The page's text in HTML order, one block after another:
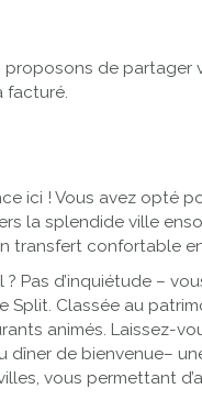
proposons de
facturé.
ici ! Vous avez opté
la splendide ville
transfert confortable
Pas d’inquiétude –
Classée au
animés. Laissez-
dîner de bienvenue–
vous permettant